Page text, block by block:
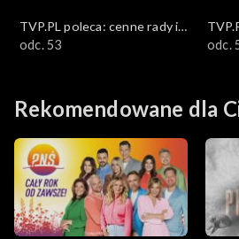
TVP.PL poleca: cenne rady i
ciekawostki
odc. 53 odc.
Rekomendowane dla